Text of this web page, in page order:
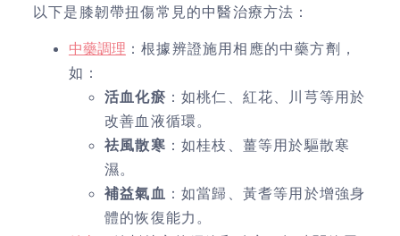
以下是膝韌帶扭傷常見的中醫治療方法：
中藥調理 ：根據辨證施用相應的中藥方劑，
如：
活血化瘀：如桃仁、紅花、川芎等用於
改善血液循環。
祛風散寒 ：如桂枝、薑等用於驅散寒
濕。
補益氣血 ：如當歸、黃耆等用於增強身
體的恢復能力。